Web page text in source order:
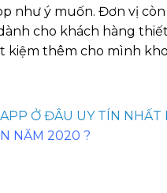
như ý muốn. Đơn vị
cho khách hàng
kiệm thêm cho mình
Ở ĐÂU UY TÍN NHẤT
NĂM 2020 ?